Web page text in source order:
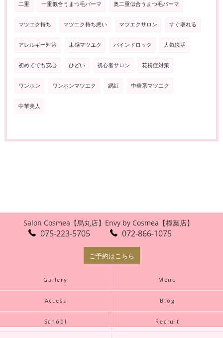
二重 一重似合うまつ毛パーマ 奥二重似合うまつ毛パーマ
マツエク持ち マツエク持ち悪い マツエクサロン すぐ取れる
アレルギー対策 束感マツエク バインドロック 人気復活
初めてでも安心 ひどい 初心者サロン 花粉症対策
ワンホン ワンホンマツエク 網紅 中華系マツエク
中華美人
Salon Cosmea【烏丸店】
075-223-5705
Envy by Cosmea【樟葉店】
072-866-1075
ご予約はこちら
Gallery Menu
Access Blog
School Recruit